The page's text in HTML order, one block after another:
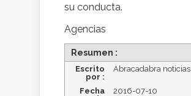
su conducta.
Agencias
Resumen :
Escrito
por :
Abracadabra noticias
Fecha
2016-07-10